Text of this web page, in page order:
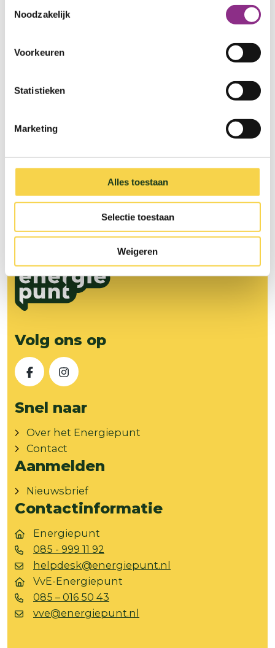
Noodzakelijk
Voorkeuren
Statistieken
Marketing
Alles toestaan
Selectie toestaan
Weigeren
et dolore magna aliqua. Ut enim ad
aliquip ex ea commodo consequat.
in voluptate velit esse cillum dolore eu
occaecat cupidatat non proident, sunt
anim id est laborum
Volg ons op
FacebookInstagram
Snel naar
Over het Energiepunt
Contact
Aanmelden
Nieuwsbrief
Contactinformatie
Energiepunt
085 - 999 11 92
helpdesk@energiepunt.nl
VvE-Energiepunt
085 – 016 50 43
vve@energiepunt.nl